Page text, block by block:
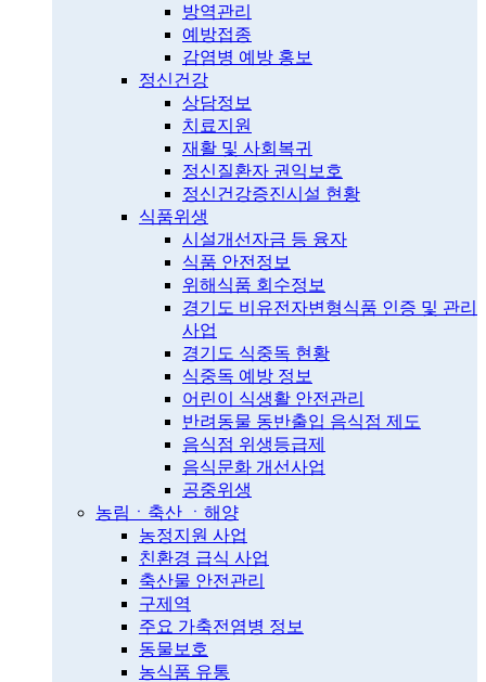
방역관리
예방접종
감염병 예방 홍보
정신건강
상담정보
치료지원
재활 및 사회복귀
정신질환자 권익보호
정신건강증진시설 현황
식품위생
시설개선자금 등 융자
식품 안전정보
위해식품 회수정보
경기도 비유전자변형식품 인증 및 관리
사업
경기도 식중독 현황
식중독 예방 정보
어린이 식생활 안전관리
반려동물 동반출입 음식점 제도
음식점 위생등급제
음식문화 개선사업
공중위생
농림ㆍ축산 ㆍ해양
농정지원 사업
친환경 급식 사업
축산물 안전관리
구제역
주요 가축전염병 정보
동물보호
농식품 유통